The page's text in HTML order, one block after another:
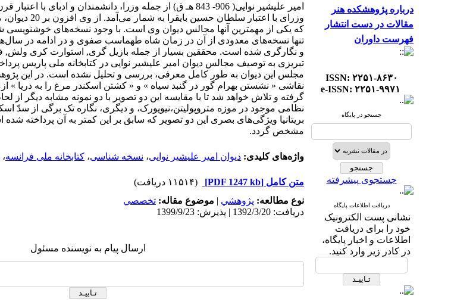
درباره پژوهشکده هنر
مقالات در دست انتشار
فهرست داوران
ISSN: ۲۲۵۱-۸۶۳۰
e-ISSN: ۲۲۵۱-۹۹۷۱
جستجو در پایگاه
جستجوی پیشرفته
دریافت اطلاعات پایگاه
نشانی پست الکترونیک
خود را برای دریافت
اطلاعات و اخبار پایگاه،
در کادر زیر وارد کنید.
امیر علیشیر نوایی( 906- 843 هـ ق) از جمله وزرا، دانشمندان و
وزرای با اعتبار
که یکی از مهمترین آنها مجالس دیوان وی است. با وجود نسخه‌های خوشنویسی
تنها نسخه‌های معدودی از آن در زمان شاه طهماسب صفوی و در ادامه در
و نگارگری شده است. محققین بسیار از جمله بازیل گری, استوارت کری ولش,
تبریزی به توصیف مجالس دیوان امیر علیشیر نوایی در کتابخانه ملی پاریس
مجلس این دیوان به طور کامل معرفی، بررسی و تحلیل نشده است. در این
نقاشی « نشستن بهرام گور در گنبد سیاه » و « کشتن اسکندر مرغ را به دریا »
گرفته و تلاش خواهد شد تا با مقایسه این دو تصویر با دو نمونه مشابه دیگر
نظامی موجود در موزه متروپولیتن،نیویورک، و دیگری، نگاره تک برگی از سدّ
بریتانیا ویژگی‌های بصری این دو تصویر که سابق بر این کمتر به آن پرداخته
مشخص گردد.
واژه‌های کلیدی: دیوان امیر علیشیر نوایی، نسخه شناسی، کتابخانه ملی فرانسه،
متن کامل [PDF 1247 kb]
(۱۱۵۱۴ دریافت)
نوع مطالعه: پژوهشي | موضوع مقاله: تخصصي
دریافت: 1392/3/20 | پذیرش: 1399/9/23
ارسال پیام به نویسنده مسئول